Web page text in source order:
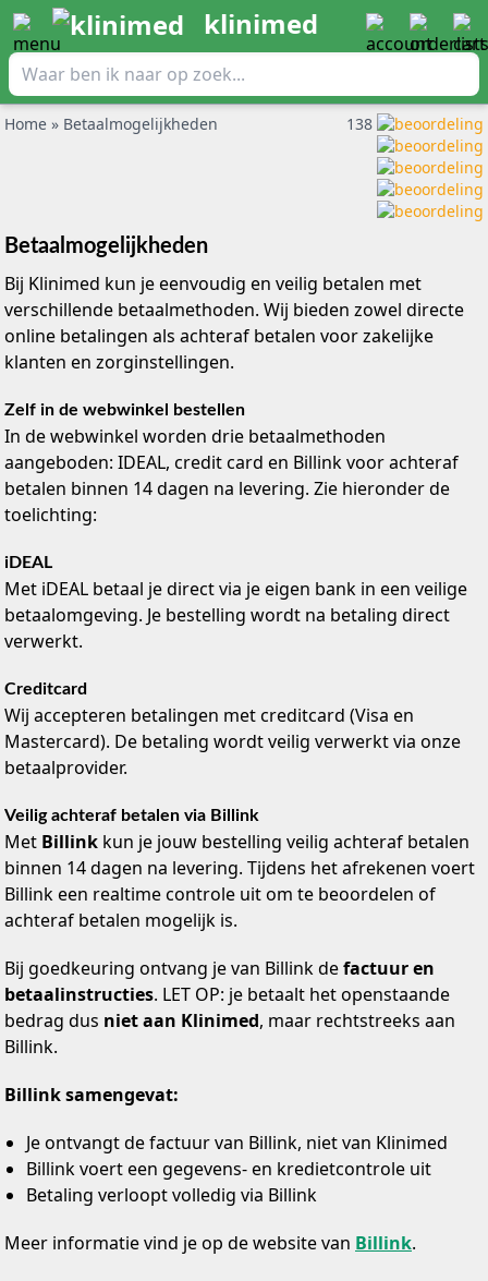
klinimed
Home » Betaalmogelijkheden 138
Betaalmogelijkheden
Bij Klinimed kun je eenvoudig en veilig betalen met
verschillende betaalmethoden. Wij bieden zowel directe
online betalingen als achteraf betalen voor zakelijke
klanten en zorginstellingen.
Zelf in de webwinkel bestellen
In de webwinkel worden drie betaalmethoden
aangeboden: IDEAL, credit card en Billink voor achteraf
betalen binnen 14 dagen na levering. Zie hieronder de
toelichting:
iDEAL
Met iDEAL betaal je direct via je eigen bank in een veilige
betaalomgeving. Je bestelling wordt na betaling direct
verwerkt.
Creditcard
Wij accepteren betalingen met creditcard (Visa en
Mastercard). De betaling wordt veilig verwerkt via onze
betaalprovider.
Veilig achteraf betalen via Billink
Met Billink kun je jouw bestelling veilig achteraf betalen
binnen 14 dagen na levering. Tijdens het afrekenen voert
Billink een realtime controle uit om te beoordelen of
achteraf betalen mogelijk is.
Bij goedkeuring ontvang je van Billink defactuur en
betaalinstructies. LET OP: je betaalt het openstaande
bedrag dus niet aan Klinimed, maar rechtstreeks aan
Billink.
Billink samengevat:
Je ontvangt de factuur van Billink, niet van Klinimed
Billink voert een gegevens- en kredietcontrole uit
Betaling verloopt volledig via Billink
Meer informatie vind je op de website van Billink.